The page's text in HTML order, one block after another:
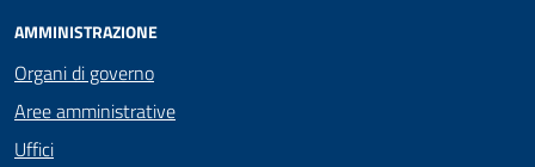
AMMINISTRAZIONE
Organi di governo
Aree amministrative
Uffici